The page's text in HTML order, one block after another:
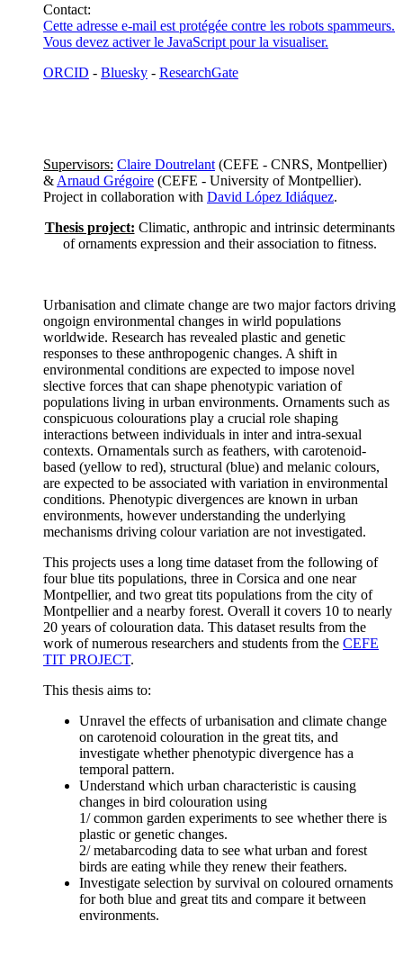
Contact:
Cette adresse e-mail est protégée contre les robots spammeurs.
Vous devez activer le JavaScript pour la visualiser.
ORCID - Bluesky - ResearchGate
Supervisors: Claire Doutrelant (CEFE - CNRS, Montpellier)
& Arnaud Grégoire (CEFE - University of Montpellier).
Project in collaboration with David López Idiáquez.
Thesis project: Climatic, anthropic and intrinsic determinants
of ornaments expression and their association to fitness.
Urbanisation and climate change are two major factors driving
ongoign environmental changes in wirld populations
worldwide. Research has revealed plastic and genetic
responses to these anthropogenic changes. A shift in
environmental conditions are expected to impose novel
slective forces that can shape phenotypic variation of
populations living in urban environments. Ornaments such as
conspicuous colourations play a crucial role shaping
interactions between individuals in inter and intra-sexual
contexts. Ornamentals surch as feathers, with carotenoid-
based (yellow to red), structural (blue) and melanic colours,
are expected to be associated with variation in environmental
conditions. Phenotypic divergences are known in urban
environments, however understanding the underlying
mechanisms driving colour variation are not investigated.
This projects uses a long time dataset from the following of
four blue tits populations, three in Corsica and one near
Montpellier, and two great tits populations from the city of
Montpellier and a nearby forest. Overall it covers 10 to nearly
20 years of colouration data. This dataset results from the
work of numerous researchers and students from the CEFE
TIT PROJECT.
This thesis aims to:
Unravel the effects of urbanisation and climate change
on carotenoid colouration in the great tits, and
investigate whether phenotypic divergence has a
temporal pattern.
Understand which urban characteristic is causing
changes in bird colouration using
1/ common garden experiments to see whether there is
plastic or genetic changes.
2/ metabarcoding data to see what urban and forest
birds are eating while they renew their feathers.
Investigate selection by survival on coloured ornaments
for both blue and great tits and compare it between
environments.